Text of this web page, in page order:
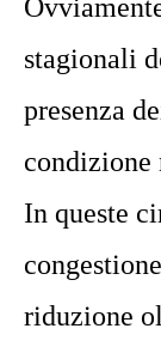
stagionali
presenza
condizione
In queste
riduzione